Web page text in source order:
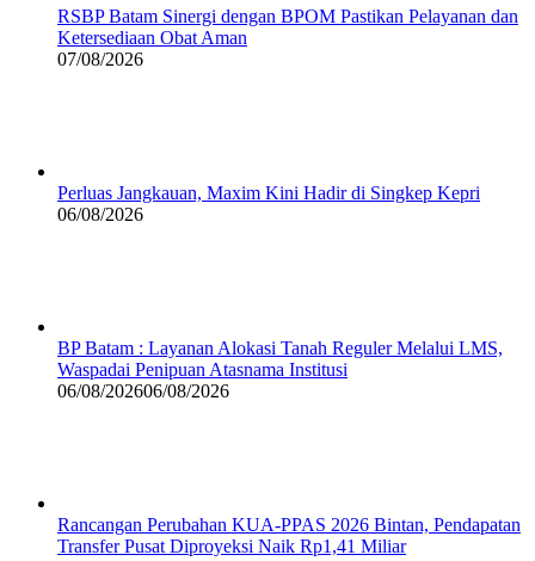
RSBP Batam Sinergi dengan BPOM Pastikan Pelayanan dan
Ketersediaan Obat Aman
07/08/2026
Perluas Jangkauan, Maxim Kini Hadir di Singkep Kepri
06/08/2026
BP Batam : Layanan Alokasi Tanah Reguler Melalui LMS,
Waspadai Penipuan Atasnama Institusi
06/08/202606/08/2026
Rancangan Perubahan KUA-PPAS 2026 Bintan, Pendapatan
Transfer Pusat Diproyeksi Naik Rp1,41 Miliar